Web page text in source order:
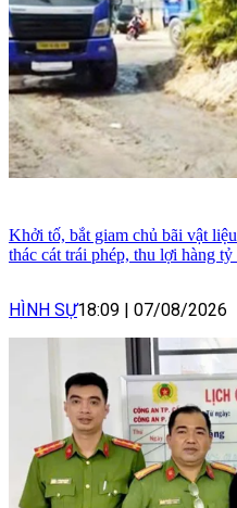
Khởi tố, bắt giam chủ bãi vật
thác cát trái phép, thu lợi hàng tỷ
HÌNH SỰ18:09 | 07/08/2026